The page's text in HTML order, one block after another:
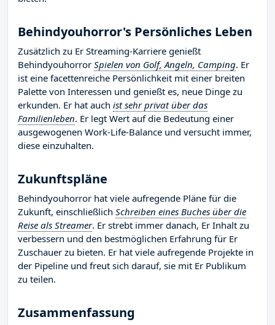
Behindyouhorror's Persönliches Leben
Zusätzlich zu Er Streaming-Karriere genießt
Behindyouhorror Spielen von Golf, Angeln, Camping. Er
ist eine facettenreiche Persönlichkeit mit einer breiten
Palette von Interessen und genießt es, neue Dinge zu
erkunden. Er hat auch ist sehr privat über das
Familienleben. Er legt Wert auf die Bedeutung einer
ausgewogenen Work-Life-Balance und versucht immer,
diese einzuhalten.
Zukunftspläne
Behindyouhorror hat viele aufregende Pläne für die
Zukunft, einschließlich Schreiben eines Buches über die
Reise als Streamer. Er strebt immer danach, Er Inhalt zu
verbessern und den bestmöglichen Erfahrung für Er
Zuschauer zu bieten. Er hat viele aufregende Projekte in
der Pipeline und freut sich darauf, sie mit Er Publikum
zu teilen.
Zusammenfassung